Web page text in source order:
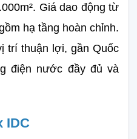
Giá dao động từ
hạ tầng hoàn chỉnh.
trí thuận lợi, gần Quốc
điện nước đầy đủ và
IDC